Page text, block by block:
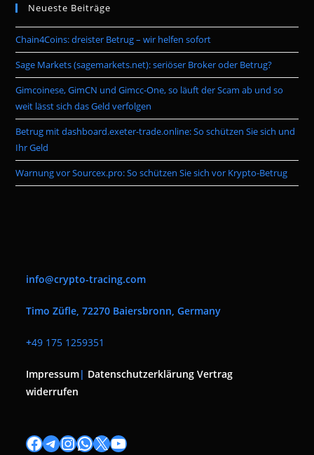
the
Neueste Beiträge
Chain4Coins: dreister Betrug – wir helfen sofort
Sage Markets (sagemarkets.net): seriöser Broker oder Betrug?
Gimcoinese, GimCN und Gimcc-One, so läuft der Scam ab und so
weit lässt sich das Geld verfolgen
Betrug mit dashboard.exeter-trade.online: So schützen Sie sich und
Ihr Geld
Warnung vor Sourcex.pro: So schützen Sie sich vor Krypto-Betrug
info@crypto-tracing.com
Timo Züfle, 72270 Baiersbronn, Germany
+49 175 1259351
Impressum| Datenschutzerklärung Vertrag
widerrufen
Facebook
Telegram
Instagram
WhatsApp
X YouTube